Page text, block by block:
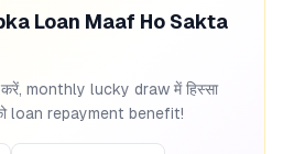
Loan Maaf Ho Sakta
करें, monthly lucky draw में हिस्सा
loan repayment benefit!